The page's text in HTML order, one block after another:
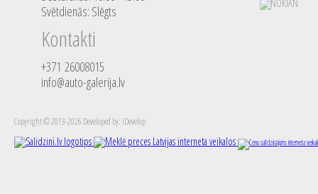
Svētdienās: Slēgts
Kontakti
+371 26008015
info@auto-galerija.lv
Copyright © 2013-2026 Developed by: iDevelop